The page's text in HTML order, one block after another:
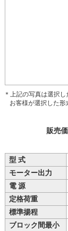
＊上記の写真は選択し
お客様が選択した形
販売
型 式
モーター出力
電 源
定格荷重
標準揚程
ブロック間最小